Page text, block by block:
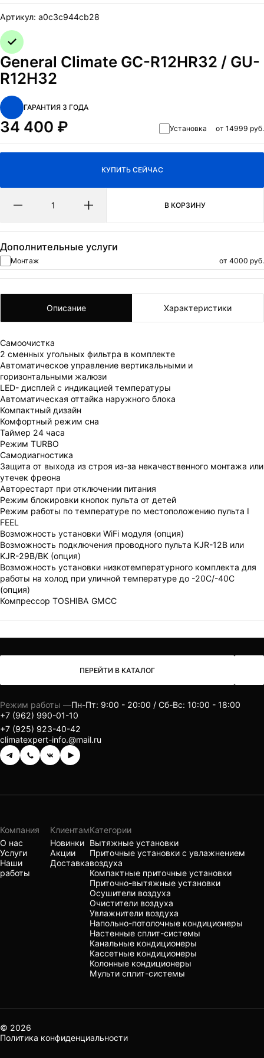
Артикул: a0c3c944cb28
General Climate GC-R12HR32 / GU-
R12H32
ГАРАНТИЯ 3 ГОДА
34 400 ₽ Установка от 14999 руб.
КУПИТЬ СЕЙЧАС
В КОРЗИНУ
Дополнительные услуги
Монтаж от 4000 руб.
Описание Характеристики
Самоочистка
2 сменных угольных фильтра в комплекте
Автоматическое управление вертикальными и
горизонтальными жалюзи
LED- дисплей с индикацией температуры
Автоматическая оттайка наружного блока
Компактный дизайн
Комфортный режим сна
Таймер 24 часа
Режим TURBO
Самодиагностика
Защита от выхода из строя из-за некачественного монтажа или
утечек фреона
Авторестарт при отключении питания
Режим блокировки кнопок пульта от детей
Режим работы по температуре по местоположению пульта I
FEEL
Возможность установки WiFi модуля (опция)
Возможность подключения проводного пульта KJR-12B или
KJR-29B/BK (опция)
Возможность установки низкотемпературного комплекта для
работы на холод при уличной температуре до -20С/-40С
(опция)
Компрессор TOSHIBA GMCC
ПЕРЕЙТИ В КАТАЛОГ
Режим работы —Пн-Пт: 9:00 - 20:00 / Сб-Вс: 10:00 - 18:00
+7 (962) 990-01-10
+7 (925) 923-40-42
climatexpert-info.@mail.ru
Компания
О нас
Услуги
Наши
работы
Клиентам
Новинки
Акции
Доставка
Категории
Вытяжные установки
Приточные установки с увлажнением
воздуха
Компактные приточные установки
Приточно-вытяжные установки
Осушители воздуха
Очистители воздуха
Увлажнители воздуха
Напольно-потолочные кондиционеры
Настенные сплит-системы
Канальные кондиционеры
Кассетные кондиционеры
Колонные кондиционеры
Мульти сплит-системы
© 2026
Политика конфиденциальности
ВАШ ЗАКАЗ УСПЕШНО ОФОРМЛЕН!
ЧТО-ТО ПОШЛО НЕ ТАК!
Пожалуйста повторите попытку позже.